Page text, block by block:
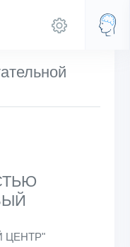
ЦЕНТР"